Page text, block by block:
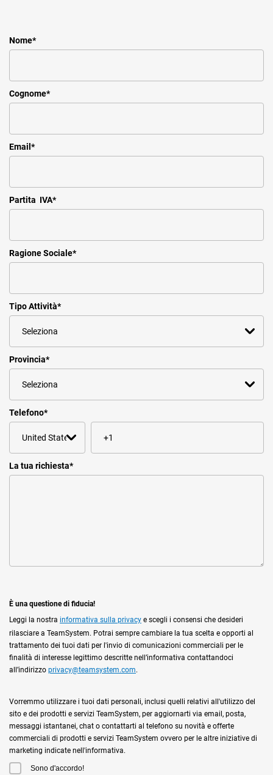
Nome*
Cognome*
Email *
Partita IVA*
Ragione Sociale*
Tipo Attività*
Provincia*
Telefono*
La tua richiesta*
È una questione di fiducia!
Leggi la nostra informativa sulla privacy e scegli i consensi che desideri
rilasciare a TeamSystem. Potrai sempre cambiare la tua scelta e opporti al
trattamento dei tuoi dati per l'invio di comunicazioni commerciali per le
finalità di interesse legittimo descritte nell’informativa contattandoci
all’indirizzo privacy@teamsystem.com.
Vorremmo utilizzare i tuoi dati personali, inclusi quelli relativi all'utilizzo del
sito e dei prodotti e servizi TeamSystem, per aggiornarti via email, posta,
messaggi istantanei, chat o contattarti al telefono su novità e offerte
commerciali di prodotti e servizi TeamSystem ovvero per le altre iniziative di
marketing indicate nell'informativa.
Sono d'accordo!